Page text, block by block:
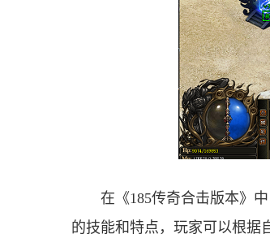
在《185传奇合击版本》
的技能和特点，玩家可以根据